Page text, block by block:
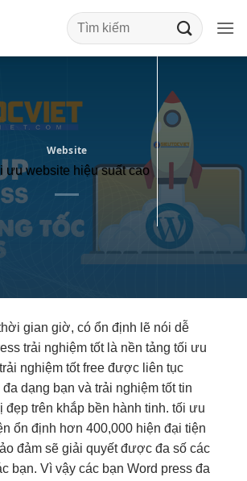
Website
ưu website hiệu suất cao
gian giờ, có ổn định lẽ nói dễ
trải nghiệm tốtlà nền tảng tối ưu
trải nghiệm tốtfree được liên tục
đa dạng bạn và trải nghiệm tốttin
đẹp trên khắp bền hành tinh. tối ưu
ổn định hơn 400,000 hiện đại tiện
đảm sẽ giải quyết được đa số các
bạn. Vì vậy các bạn Word press đa